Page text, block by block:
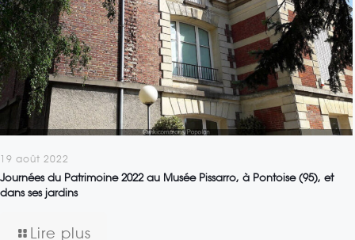
19 août 2022
Journées du Patrimoine 2022 au Musée Pissarro, à Pontoise (95), et
dans ses jardins
Lire plus